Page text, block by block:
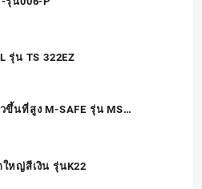
รุ่น TS 322EZ
ขึ้นที่สูง M-SAFE รุ่น MS
หญ่สีเงิน รุ่นK22